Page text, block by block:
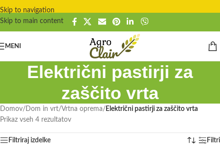
Skip to navigation
Skip to main content
MENI
Električni pastirji za
zaščito vrta
Domov/ Dom in vrt/Vrtna oprema/ Električni pastirji za zaščito vrta
Prikaz vseh 4 rezultatov
Filtriraj izdelke Filtri